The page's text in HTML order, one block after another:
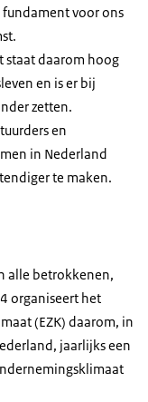
voor ons
staat daarom hoog
en is er bij
zetten.
en
in Nederland
te maken.
alle betrokkenen,
organiseert het
(EZK) daarom, in
jaarlijks een